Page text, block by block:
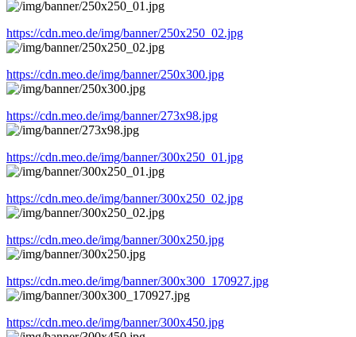
https://cdn.meo.de/img/banner/250x250_02.jpg
https://cdn.meo.de/img/banner/250x300.jpg
https://cdn.meo.de/img/banner/273x98.jpg
https://cdn.meo.de/img/banner/300x250_01.jpg
https://cdn.meo.de/img/banner/300x250_02.jpg
https://cdn.meo.de/img/banner/300x250.jpg
https://cdn.meo.de/img/banner/300x300_170927.jpg
https://cdn.meo.de/img/banner/300x450.jpg